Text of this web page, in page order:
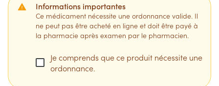
Informations importantes
Ce médicament nécessite une ordonnance valide. Il
ne peut pas être acheté en ligne et doit être payé à
la pharmacie après examen par le pharmacien.
Je comprends que ce produit nécessite une
ordonnance.